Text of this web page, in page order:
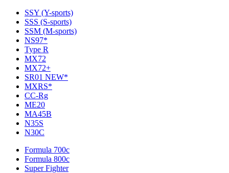
SSY (Y-sports)
SSS (S-sports)
SSM (M-sports)
NS97*
Type R
MX72
MX72+
SR01 NEW*
MXRS*
CC-Rg
ME20
MA45B
N35S
N30C
Formula 700c
Formula 800c
Super Fighter